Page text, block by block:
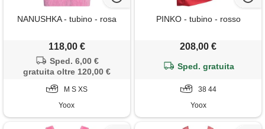
NANUSHKA - tubino - rosa
118,00 €
Sped. 6,00 €
gratuita oltre 120,00 €
M S XS
Yoox
PINKO - tubino - rosso
208,00 €
Sped. gratuita
38 44
Yoox